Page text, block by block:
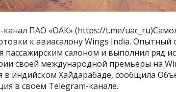
канал ПАО «ОАК» (https://t.me/
к авиасалону Wings India. Опытный
пассажирским салоном и выполнил ряд
своей международной премьеры на
в индийском Хайдарабаде, сообщила
в своем Telegram-канале.